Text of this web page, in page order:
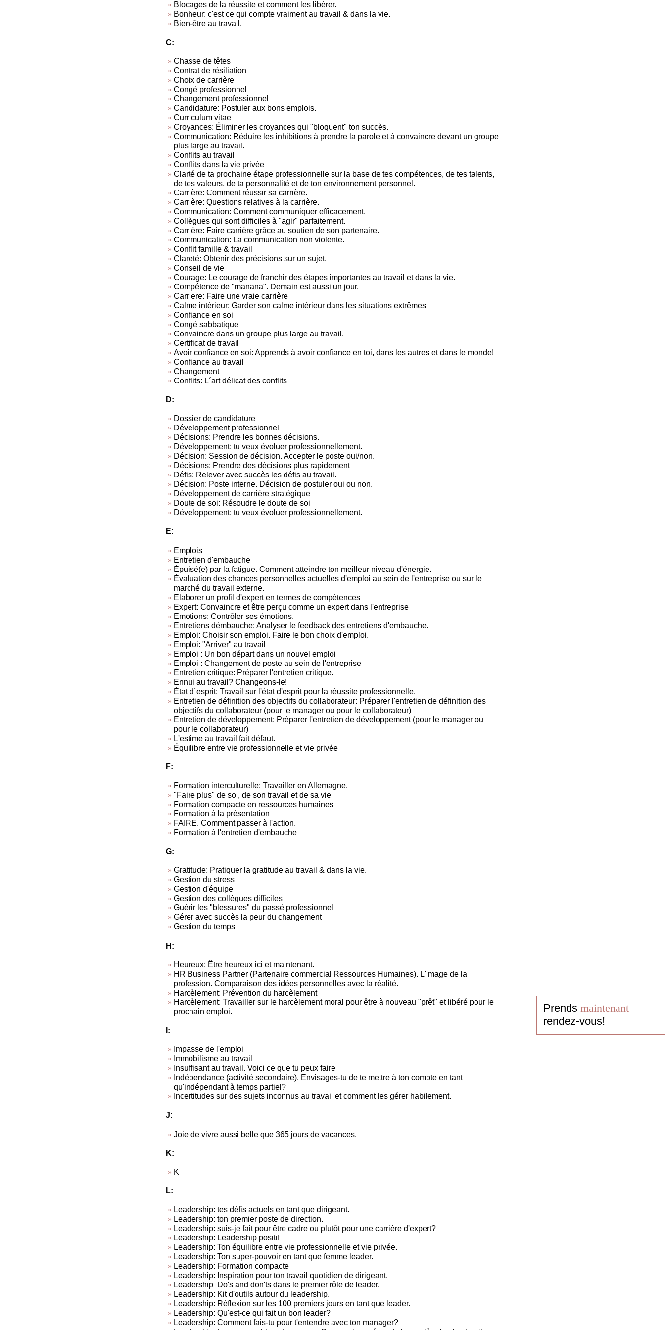
Blocages de la réussite et comment les libérer.
Bonheur: c'est ce qui compte vraiment au travail & dans la vie.
Bien-être au travail.
C:
Chasse de têtes
Contrat de résiliation
Choix de carrière
Congé professionnel
Changement professionnel
Candidature: Postuler aux bons emplois.
Curriculum vitae
Croyances: Éliminer les croyances qui "bloquent" ton succès.
Communication: Réduire les inhibitions à prendre la parole et à convaincre devant un groupe
plus large au travail.
Conflits au travail
Conflits dans la vie privée
Clarté de ta prochaine étape professionnelle sur la base de tes compétences, de tes talents,
de tes valeurs, de ta personnalité et de ton environnement personnel.
Carrière: Comment réussir sa carrière.
Carrière: Questions relatives à la carrière.
Communication: Comment communiquer efficacement.
Collègues qui sont difficiles à "agir" parfaitement.
Carrière: Faire carrière grâce au soutien de son partenaire.
Communication: La communication non violente.
Conflit famille & travail
Clareté: Obtenir des précisions sur un sujet.
Conseil de vie
Courage: Le courage de franchir des étapes importantes au travail et dans la vie.
Compétence de "manana". Demain est aussi un jour.
Carriere: Faire une vraie carrière
Calme intérieur: Garder son calme intérieur dans les situations extrêmes
Confiance en soi
Congé sabbatique
Convaincre dans un groupe plus large au travail.
Certificat de travail
Avoir confiance en soi: Apprends à avoir confiance en toi, dans les autres et dans le monde!
Confiance au travail
Changement
Conflits: L´art délicat des conflits
D:
Dossier de candidature
Développement professionnel
Décisions: Prendre les bonnes décisions.
Développement: tu veux évoluer professionnellement.
Décision: Session de décision. Accepter le poste oui/non.
Décisions: Prendre des décisions plus rapidement
Défis: Relever avec succès les défis au travail.
Décision: Poste interne. Décision de postuler oui ou non.
Développement de carrière stratégique
Doute de soi: Résoudre le doute de soi
Développement: tu veux évoluer professionnellement.
E:
Emplois
Entretien d'embauche
Épuisé(e) par la fatigue. Comment atteindre ton meilleur niveau d'énergie.
Évaluation des chances personnelles actuelles d'emploi au sein de l'entreprise ou sur le
marché du travail externe.
Elaborer un profil d'expert en termes de compétences
Expert: Convaincre et être perçu comme un expert dans l'entreprise
Emotions: Contrôler ses émotions.
Entretiens démbauche: Analyser le feedback des entretiens d'embauche.
Emploi: Choisir son emploi. Faire le bon choix d'emploi.
Emploi: "Arriver" au travail
Emploi : Un bon départ dans un nouvel emploi
Emploi : Changement de poste au sein de l'entreprise
Entretien critique: Préparer l'entretien critique.
Ennui au travail? Changeons-le!
État d´esprit: Travail sur l'état d'esprit pour la réussite professionnelle.
Entretien de définition des objectifs du collaborateur: Préparer l'entretien de définition des
objectifs du collaborateur (pour le manager ou pour le collaborateur)
Entretien de développement: Préparer l'entretien de développement (pour le manager ou
pour le collaborateur)
L'estime au travail fait défaut.
Équilibre entre vie professionnelle et vie privée
F:
Formation interculturelle: Travailler en Allemagne.
"Faire plus" de soi, de son travail et de sa vie.
Formation compacte en ressources humaines
Formation à la présentation
FAIRE. Comment passer à l'action.
Formation à l'entretien d'embauche
G:
Gratitude: Pratiquer la gratitude au travail & dans la vie.
Gestion du stress
Gestion d'équipe
Gestion des collègues difficiles
Guérir les "blessures" du passé professionnel
Gérer avec succès la peur du changement
Gestion du temps
H:
Heureux: Être heureux ici et maintenant.
HR Business Partner (Partenaire commercial Ressources Humaines). L'image de la
profession. Comparaison des idées personnelles avec la réalité.
Harcèlement: Prévention du harcèlement
Harcèlement: Travailler sur le harcèlement moral pour être à nouveau "prêt" et libéré pour le
prochain emploi.
I:
Impasse de l'emploi
Immobilisme au travail
Insuffisant au travail. Voici ce que tu peux faire
Indépendance (activité secondaire). Envisages-tu de te mettre à ton compte en tant
qu'indépendant à temps partiel?
Incertitudes sur des sujets inconnus au travail et comment les gérer habilement.
J:
Joie de vivre aussi belle que 365 jours de vacances.
K:
K
L:
Leadership: tes défis actuels en tant que dirigeant.
Leadership: ton premier poste de direction.
Leadership: suis-je fait pour être cadre ou plutôt pour une carrière d'expert?
Leadership: Leadership positif
Leadership: Ton équilibre entre vie professionnelle et vie privée.
Leadership: Ton super-pouvoir en tant que femme leader.
Leadership: Formation compacte
Leadership: Inspiration pour ton travail quotidien de dirigeant.
Leadership Do's and don'ts dans le premier rôle de leader.
Leadership: Kit d'outils autour du leadership.
Leadership: Réflexion sur les 100 premiers jours en tant que leader.
Leadership: Qu'est-ce qui fait un bon leader?
Leadership: Comment fais-tu pour t'entendre avec ton manager?
Prends maintenant
rendez-vous!